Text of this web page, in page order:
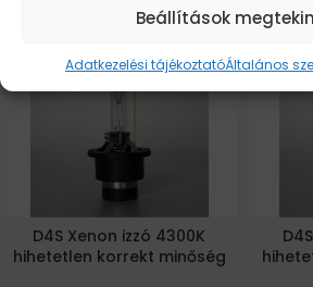
Beállítások
Adatkezelési tájékoztatóÁltalános
Kosárba Teszem
D4S Xenon izzó 4300K
hihetetlen korrekt minőség